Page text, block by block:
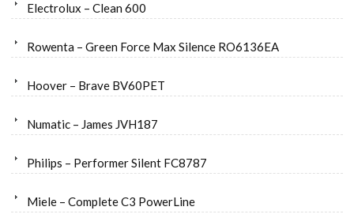
Electrolux – Clean 600
Rowenta – Green Force Max Silence RO6136EA
Hoover – Brave BV60PET
Numatic – James JVH187
Philips – Performer Silent FC8787
Miele – Complete C3 PowerLine